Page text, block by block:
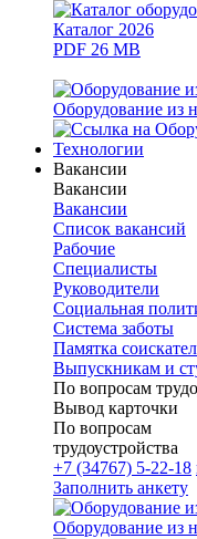
Каталог 2026
PDF 26 MB
Оборудование из
Технологии
Вакансии
Вакансии
Вакансии
Список вакансий
Рабочие
Специалисты
Руководители
Cоциальная
Система заботы
Памятка
Выпускникам и
По вопросам
Вывод карточки
По вопросам
трудоустройства
+7 (34767) 5-22-18
Заполнить анкету
Оборудование из